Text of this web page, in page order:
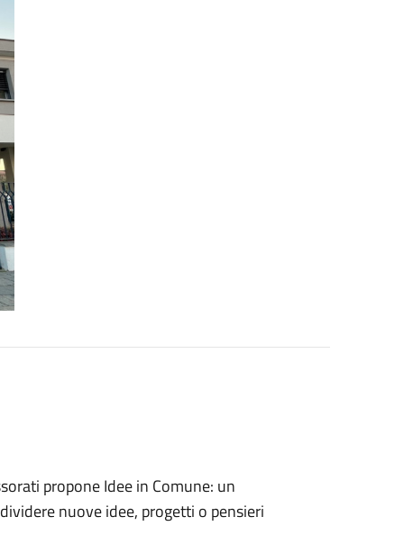
propone Idee in Comune: un
nuove idee, progetti o pensieri